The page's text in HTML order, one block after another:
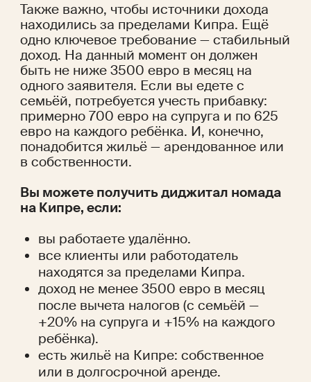
Также важно, чтобы источники дохода
находились за пределами Кипра. Ещё
одно ключевое требование — стабильный
доход. На данный момент он должен
быть не ниже 3500 евро в месяц на
одного заявителя. Если вы едете с
семьёй, потребуется учесть прибавку:
примерно 700 евро на супруга и по 625
евро на каждого ребёнка. И, конечно,
понадобится жильё — арендованное или
в собственности.
Вы можете получить диджитал номада
на Кипре, если:
вы работаете удалённо.
все клиенты или работодатель
находятся за пределами Кипра.
доход не менее 3500 евро в месяц
после вычета налогов (с семьёй —
+20% на супруга и +15% на каждого
ребёнка).
есть жильё на Кипре: собственное
или в долгосрочной аренде.